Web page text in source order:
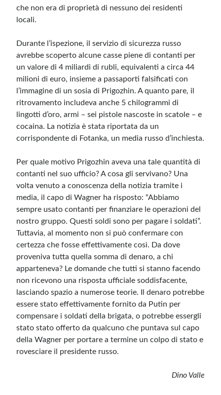
che non era di proprietà di nessuno dei residenti
locali.
Durante l’ispezione, il servizio di sicurezza russo
avrebbe scoperto alcune casse piene di contanti per
un valore di 4 miliardi di rubli, equivalenti a circa 44
milioni di euro, insieme a passaporti falsificati con
l’immagine di un sosia di Prigozhin. A quanto pare, il
ritrovamento includeva anche 5 chilogrammi di
lingotti d’oro, armi – sei pistole nascoste in scatole – e
cocaina. La notizia è stata riportata da un
corrispondente di Fotanka, un media russo d’inchiesta.
Per quale motivo Prigozhin aveva una tale quantità di
contanti nel suo ufficio? A cosa gli servivano? Una
volta venuto a conoscenza della notizia tramite i
media, il capo di Wagner ha risposto: “Abbiamo
sempre usato contanti per finanziare le operazioni del
nostro gruppo. Questi soldi sono per pagare i soldati”.
Tuttavia, al momento non si può confermare con
certezza che fosse effettivamente così. Da dove
proveniva tutta quella somma di denaro, a chi
apparteneva? Le domande che tutti si stanno facendo
non ricevono una risposta ufficiale soddisfacente,
lasciando spazio a numerose teorie. Il denaro potrebbe
essere stato effettivamente fornito da Putin per
compensare i soldati della brigata, o potrebbe essergli
stato stato offerto da qualcuno che puntava sul capo
della Wagner per portare a termine un colpo di stato e
rovesciare il presidente russo.
Dino Valle